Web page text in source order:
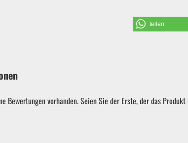
Schraubendreher und
teilen
Bewertungen vorhanden. Seien Sie der Erste, der das